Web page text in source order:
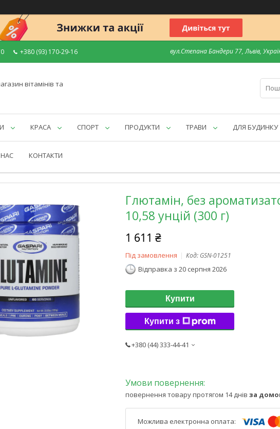
+380 (93) 170-29-16 вул.Степана Бандери 77, Львів,
вітамінів та
КРАСА СПОРТ ПРОДУКТИ ТРАВИ ДЛЯ БУДИНКУ
КОНТАКТИ
Глютамін, без
10,58 унцій (300 г)
1 611 ₴
Під замовлення Код: GSN-01251
Відправка з 20 серпня 2026
Купити
Купити з
+380 (44) 333-44-41
повернення товару протягом 14 днів за